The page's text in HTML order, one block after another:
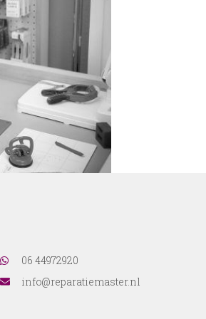
06 44972920
info@reparatiemaster.nl